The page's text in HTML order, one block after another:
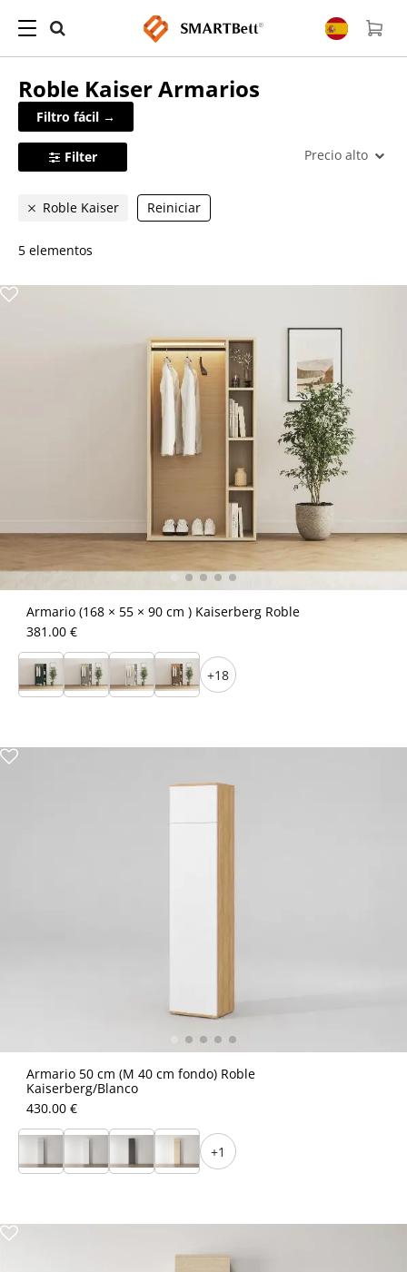
Roble KaiserArmarios
Filtro fácil →
Filter Precio alto
Roble Kaiser Reiniciar
5 elementos
Armario (168 × 55 × 90 cm ) Kaiserberg Roble
381.00 €
+18
Armario 50 cm (M 40 cm fondo) Roble
Kaiserberg/Blanco
430.00 €
+1